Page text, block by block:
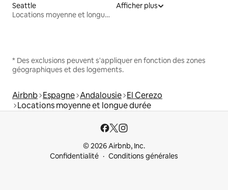
Seattle
Locations moyenne et longue durée
Afficher plus
* Des exclusions peuvent s'appliquer en fonction des zones
géographiques et des logements.
Airbnb Espagne Andalousie El Cerezo
Locations moyenne et longue durée
© 2026 Airbnb, Inc.
Confidentialité
Conditions générales